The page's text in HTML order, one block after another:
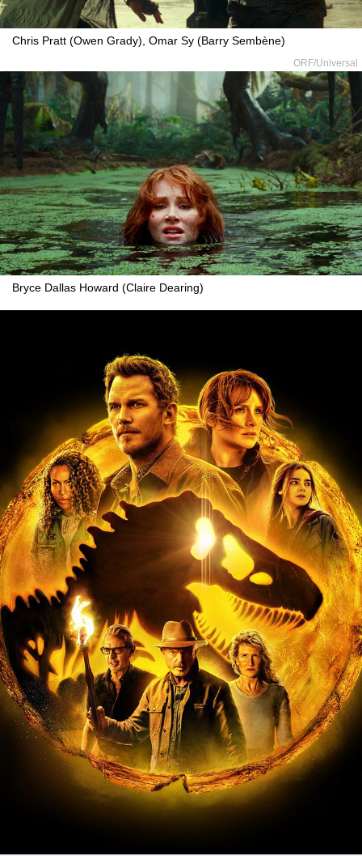
Chris Pratt (Owen Grady), Omar Sy (Barry Sembène)
ORF/Universal
Bryce Dallas Howard (Claire Dearing)